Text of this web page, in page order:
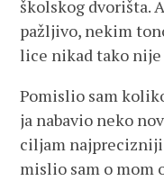
školskog dvorišta.
pažljivo, nekim
lice nikad tako nije
Pomislio sam
ja nabavio neko
ciljam
mislio sam o mom